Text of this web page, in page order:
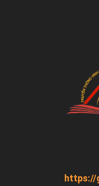
https://